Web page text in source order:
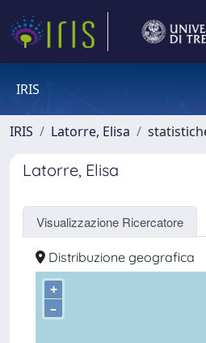
IRIS
IRIS Latorre, Elisa
Latorre, Elisa
Visualizzazione Ricercatore
Distribuzione geografica
+
–